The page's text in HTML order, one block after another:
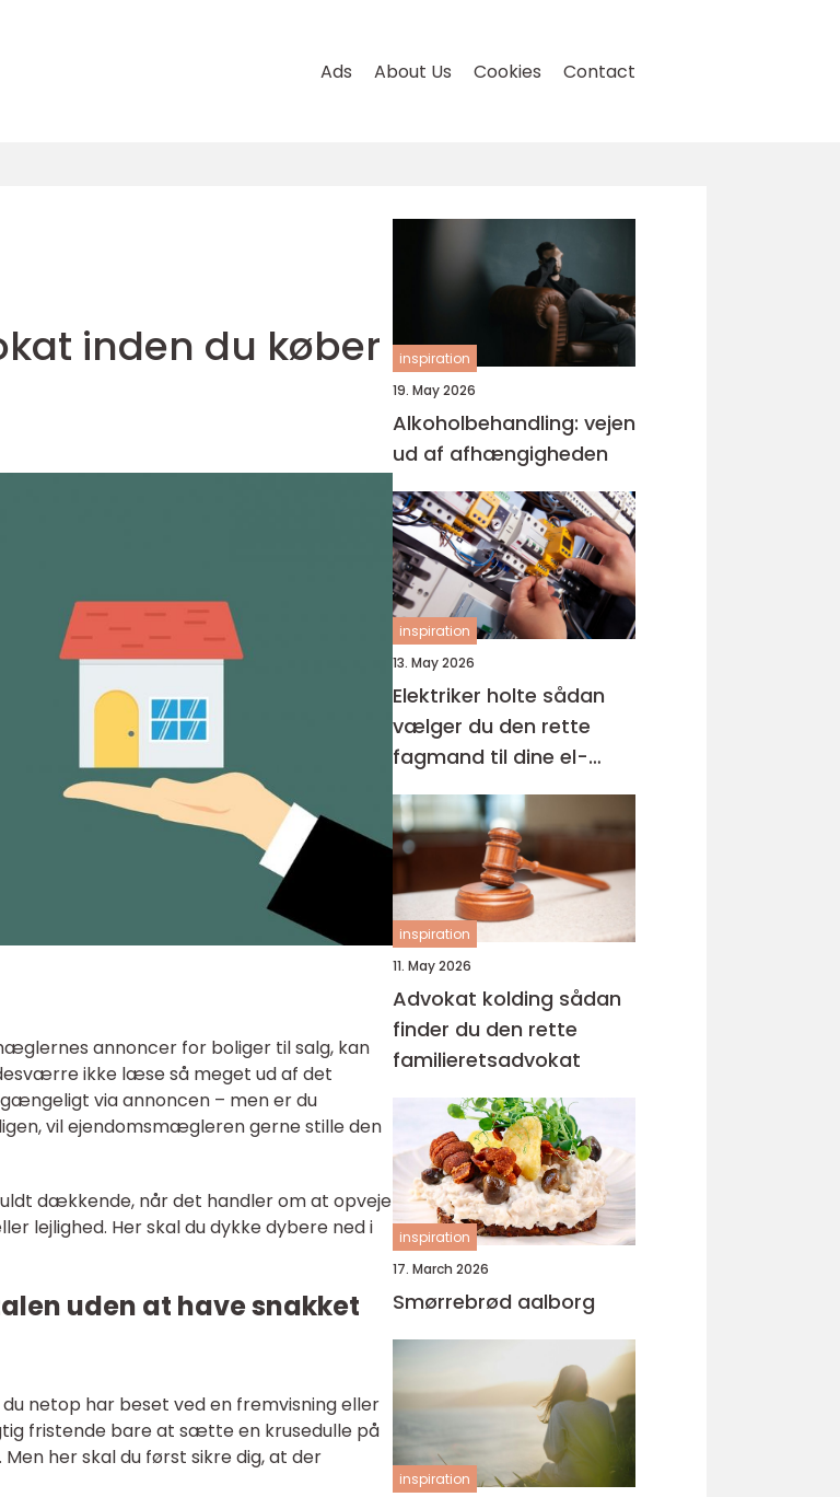
Ads About Us Cookies Contact
inden du køber
annoncer for boliger til salg, kan
ikke læse så meget ud af det
via annoncen – men er du
vil ejendomsmægleren gerne stille den
dækkende, når det handler om at opveje
lejlighed. Her skal du dykke dybere ned i
uden at have snakket
netop har beset ved en fremvisning eller
fristende bare at sætte en krusedulle på
her skal du først sikre dig, at der
inspiration
19. May 2026
Alkoholbehandling: vejen
ud af afhængigheden
inspiration
13. May 2026
Elektriker holte sådan
vælger du den rette
fagmand til dine el-
opgaver
inspiration
11. May 2026
Advokat kolding sådan
finder du den rette
familieretsadvokat
inspiration
17. March 2026
Smørrebrød aalborg
inspiration